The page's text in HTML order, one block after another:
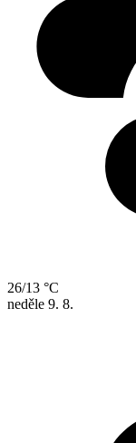
26/13 °C
neděle 9. 8.